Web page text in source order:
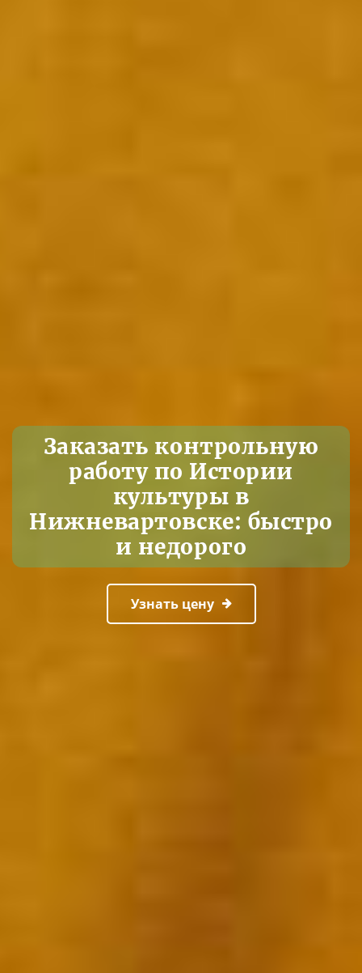
Заказать контрольную
работу по Истории
культуры в
Нижневартовске: быстро
и недорого
Узнать цену